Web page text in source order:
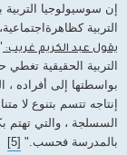
إن سوسيولوجيا
التربية
يقول عبد الكريم غريب:
التربية الحقيقية تغطي
بواسطتها إلى أفراده ،
إنتاجه تتسم بتنوع لا
السسلجة ، والتي تهتم
بالمدرسة فحسب." [5]